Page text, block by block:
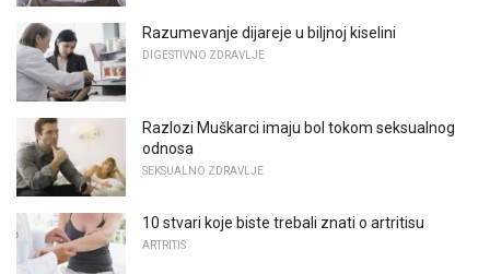
Razumevanje dijareje u biljnoj kiselini
DIGESTIVNO ZDRAVLJE
Razlozi Muškarci imaju bol tokom seksualnog
odnosa
SEKSUALNO ZDRAVLJE
10 stvari koje biste trebali znati o artritisu
ARTRITIS